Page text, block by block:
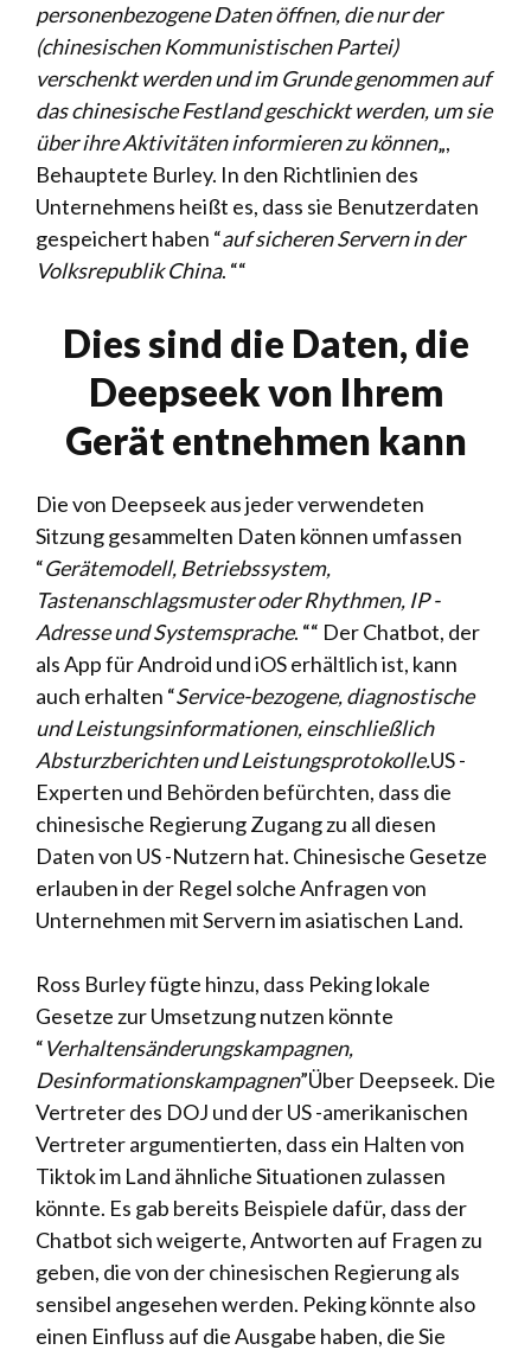
personenbezogene Daten öffnen, die nur der
(chinesischen Kommunistischen Partei)
verschenkt werden und im Grunde genommen auf
das chinesische Festland geschickt werden, um sie
über ihre Aktivitäten informieren zu können„,
Behauptete Burley. In den Richtlinien des
Unternehmens heißt es, dass sie Benutzerdaten
gespeichert haben “auf sicheren Servern in der
Volksrepublik China. ““
Dies sind die Daten, die
Deepseek von Ihrem
Gerät entnehmen kann
Die von Deepseek aus jeder verwendeten
Sitzung gesammelten Daten können umfassen
“Gerätemodell, Betriebssystem,
Tastenanschlagsmuster oder Rhythmen, IP -
Adresse und Systemsprache. ““ Der Chatbot, der
als App für Android und iOS erhältlich ist, kann
auch erhalten “Service-bezogene, diagnostische
und Leistungsinformationen, einschließlich
Absturzberichten und Leistungsprotokolle.US -
Experten und Behörden befürchten, dass die
chinesische Regierung Zugang zu all diesen
Daten von US -Nutzern hat. Chinesische Gesetze
erlauben in der Regel solche Anfragen von
Unternehmen mit Servern im asiatischen Land.
Ross Burley fügte hinzu, dass Peking lokale
Gesetze zur Umsetzung nutzen könnte
“Verhaltensänderungskampagnen,
Desinformationskampagnen”Über Deepseek. Die
Vertreter des DOJ und der US -amerikanischen
Vertreter argumentierten, dass ein Halten von
Tiktok im Land ähnliche Situationen zulassen
könnte. Es gab bereits Beispiele dafür, dass der
Chatbot sich weigerte, Antworten auf Fragen zu
geben, die von der chinesischen Regierung als
sensibel angesehen werden. Peking könnte also
einen Einfluss auf die Ausgabe haben, die Sie